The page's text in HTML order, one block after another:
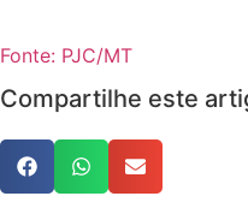
Fonte: PJC/MT
Compartilhe este